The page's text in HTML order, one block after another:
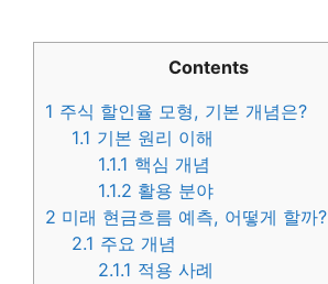
Contents
1 주식 할인율 모형, 기본 개념은?
1.1 기본 원리 이해
1.1.1 핵심 개념
1.1.2 활용 분야
2 미래 현금흐름 예측, 어떻게 할까?
2.1 주요 개념
2.1.1 적용 사례